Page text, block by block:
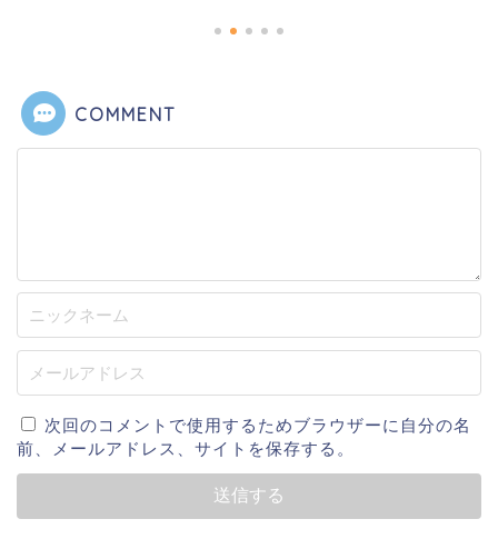
COMMENT
次回のコメントで使用するためブラウザーに自分の名
前、メールアドレス、サイトを保存する。